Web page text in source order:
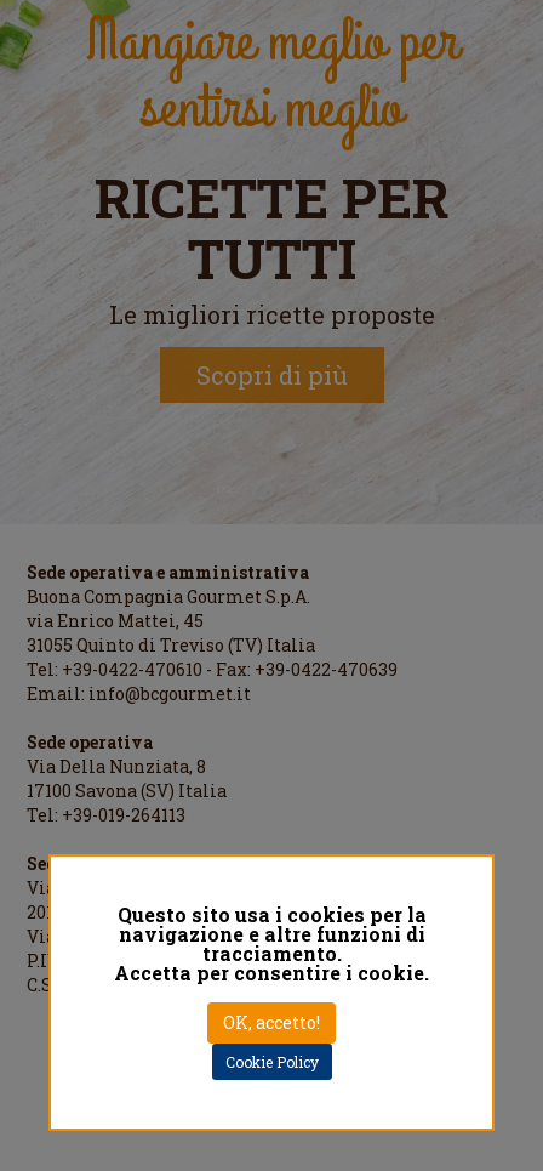
Mangiare meglio per
sentirsi meglio
RICETTE PER
TUTTI
Le migliori ricette proposte
Scopri di più
Sede operativa e amministrativa
Buona Compagnia Gourmet S.p.A.
via Enrico Mattei, 45
31055 Quinto di Treviso (TV) Italia
Tel: +39-0422-470610 - Fax: +39-0422-470639
Email: info@bcgourmet.it
Sede operativa
Via Della Nunziata, 8
17100 Savona (SV) Italia
Tel: +39-019-264113
Sede legale
Via Cesare Cantù, 1
20123 Milano (MI) Italia
Via Cesare Cantù, 1 - 20123 Milano Italia
P.IVA/C.F./R.I.MI: 08442060961
C.S.: €1.000.000,00 i.v.
Designed by QREACTIVE.COM
Privacy Policy
Questo sito usa i cookies per la
navigazione e altre funzioni di
tracciamento.
Accetta per consentire i cookie.
OK, accetto!
Cookie Policy